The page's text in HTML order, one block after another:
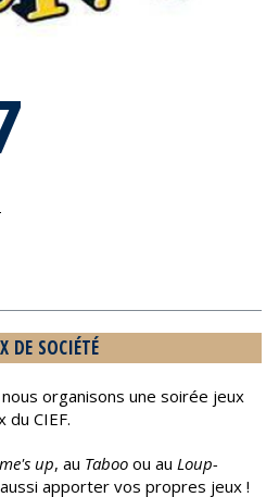
DE SOCIÉTÉ
nous organisons une soirée jeux
du CIEF.
up, au Taboo ou au Loup-
apporter vos propres jeux !